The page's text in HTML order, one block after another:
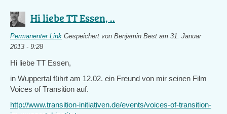
Hi liebe TT Essen, ..
Permanenter Link Gespeichert von Benjamin Best am 31. Januar
2013 - 9:28
Hi liebe TT Essen,
in Wuppertal führt am 12.02. ein Freund von mir seinen Film
Voices of Transition auf.
http://www.transition-initiativen.de/events/voices-of-transition-